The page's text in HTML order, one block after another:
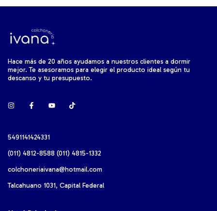
Hace más de 20 años ayudamos a nuestros clientes a dormir
mejor. Te asesoramos para elegir el producto ideal según tu
descanso y tu presupuesto.
5491141424331
(011) 4812-8588 (011) 4815-1332
colchoneriaivana@hotmail.com
Talcahuano 1031, Capital Federal